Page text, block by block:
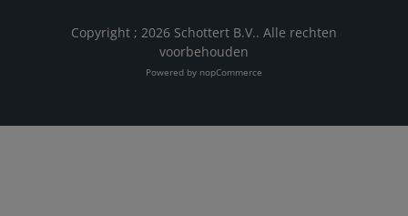
Copyright ; 2026 Schottert B.V.. Alle rechten
voorbehouden
Powered by nopCommerce